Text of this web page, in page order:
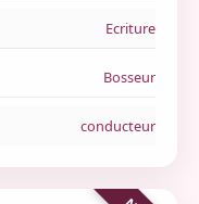
Ecriture
Bosseur
conducteur